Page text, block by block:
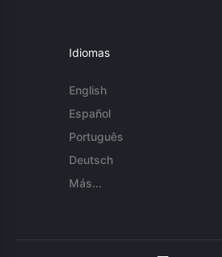
Idiomas
English
Español
Português
Deutsch
Más...